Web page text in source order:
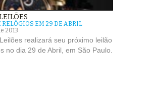
RELÓGIOS EM 29 DE ABRIL
2013
realizará seu próximo leilão
no dia 29 de Abril, em São Paulo.